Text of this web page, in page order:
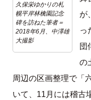
久保栄ゆかりの札
幌平岸林檎園記念
碑を訪ねた筆者＝
2018年6月、中澤雄
大撮影
が
っ
団
の
周辺の区画整理で「
いて、11月には稽古